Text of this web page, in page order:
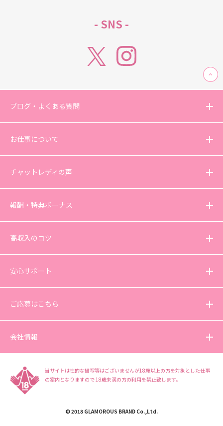
- SNS -
ブログ・よくある質問
お仕事について
チャットレディの声
報酬・特典ボーナス
高収入のコツ
安心サポート
ご応募はこちら
会社情報
当サイトは性的な描写等はございませんが18歳以上の方を対象とした仕事
の案内となりますので18歳未満の方の利用を禁止致します。
© 2018 GLAMOROUS BRAND Co.,Ltd.